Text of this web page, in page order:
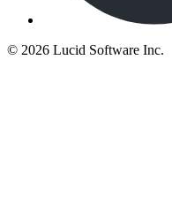
© 2026 Lucid Software Inc.